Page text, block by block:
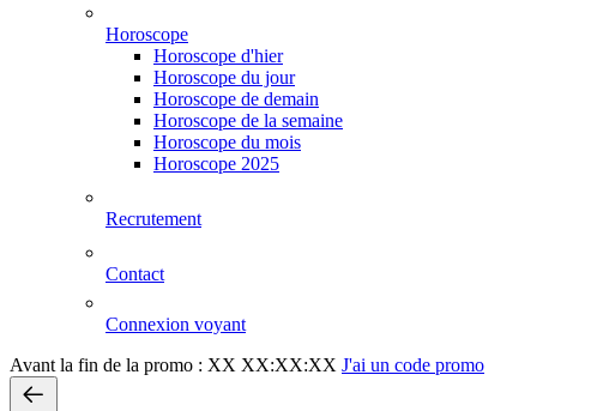
Horoscope
Horoscope d'hier
Horoscope du jour
Horoscope de demain
Horoscope de la semaine
Horoscope du mois
Horoscope 2025
Recrutement
Contact
Connexion voyant
Avant la fin de la promo : XX XX:XX:XX J'ai un code promo